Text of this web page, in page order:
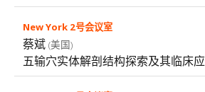
蔡斌 (美国)
五输穴实体解剖结构探索及其临床